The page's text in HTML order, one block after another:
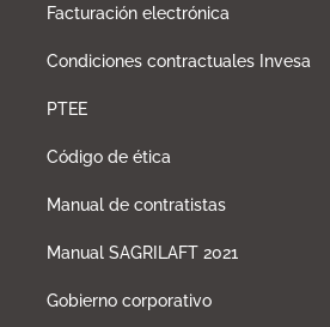
Facturación electrónica
Condiciones contractuales Invesa
PTEE
Código de ética
Manual de contratistas
Manual SAGRILAFT 2021
Gobierno corporativo